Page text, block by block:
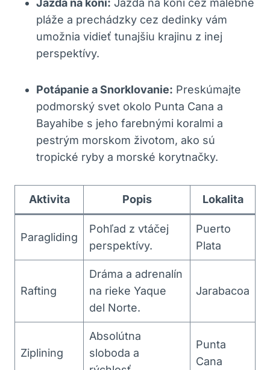
Jazda na koni: Jazda na koni cez malebné
pláže a prechádzky cez dedinky vám
umožnia vidieť tunajšiu krajinu z inej
perspektívy.
Potápanie a Snorklovanie: Preskúmajte
podmorský svet okolo Punta Cana a
Bayahibe s jeho farebnými koralmi a
pestrým morskom životom, ako sú
tropické ryby a morské korytnačky.
Aktivita Popis Lokalita
Paragliding
Pohľad z vtáčej
perspektívy.
Puerto
Plata
Rafting
Dráma a adrenalín
na rieke Yaque
del Norte.
Jarabacoa
Ziplining
Absolútna
sloboda a
Punta
Cana